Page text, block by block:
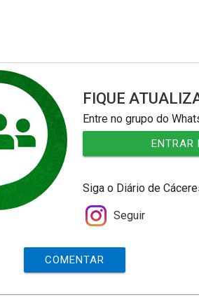
FIQUE
Entre no grupo do
ENTRAR
Siga o Diário de
Seguir
COMENTAR